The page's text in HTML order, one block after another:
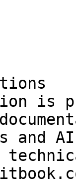
is
and